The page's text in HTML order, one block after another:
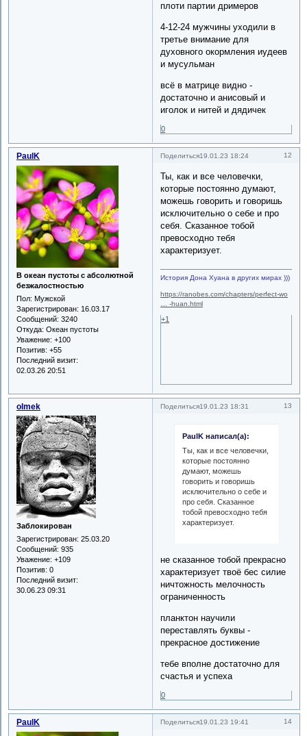
плоти партии дримеров
4-12-24 мужчины уходили в
третье внимание для
духовного окормления иудеев
и мусульман
всё в матрице видно -
достаточно и анисовый и
иголок и нитей и дядичек
0
Поделиться 12
19.01.23 18:24
PaulK
В океан пустоты с абсолютной
безжалостностью
Пол: Мужской
Зарегистрирован: 16.03.17
Сообщений: 3240
Откуда: Океан пустоты
Уважение: +100
Позитив: +55
Последний визит:
02.03.26 20:51
Ты, как и все человечки,
которые постоянно думают,
можешь говорить и говоришь
исключительно о себе и про
себя. Сказанное тобой
превосходно тебя
характеризует.
История Дона Хуана в других мирах )))
https://ranobes.com/chapters/perfect-wo
… -huan.html
+1
Поделиться 13
19.01.23 18:31
olmek
Заблокирован
Зарегистрирован: 25.03.20
Сообщений: 935
Уважение: +109
Позитив: 0
Последний визит:
30.06.23 09:31
PaulK написал(а):
Ты, как и все человечки,
которые постоянно
думают, можешь
говорить и говоришь
исключительно о себе и
про себя. Сказанное
тобой превосходно тебя
характеризует.
не сказанное тобой прекрасно
характеризует твоё бес силие
ничтожность мелочность
ограниченность
планктон научили
переставлять буквы -
прекрасное достижение
тебе вполне достаточно для
счастья и успеха
0
Поделиться 14
19.01.23 19:41
PaulK